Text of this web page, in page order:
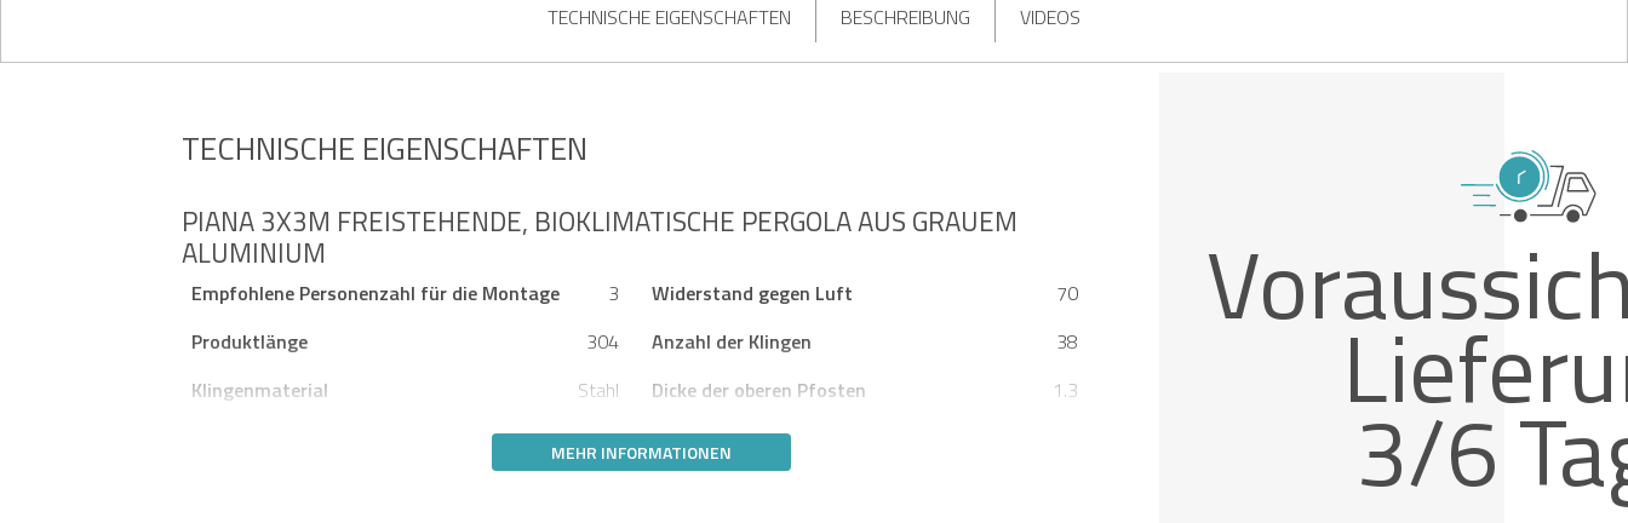
TECHNISCHE EIGENSCHAFTEN BESCHREIBUNG VIDEOS
TECHNISCHE EIGENSCHAFTEN
PIANA 3X3M FREISTEHENDE, BIOKLIMATISCHE PERGOLA AUS GRAUEM
ALUMINIUM
Empfohlene Personenzahl für die Montage 3 Widerstand gegen Luft
70
Produktlänge
304 Anzahl der Klingen
38
Klingenmaterial
Stahl Dicke der oberen Pfosten 1.3
MEHR INFORMATIONEN
3/6